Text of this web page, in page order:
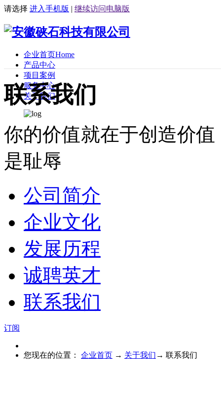
请选择 进入手机版 | 继续访问电脑版
企业首页Home
产品中心
项目案例
服务中心
关于我们
联系我们
你的价值就在于创造价
是耻辱
公司简介
企业文化
发展历程
诚聘英才
联系我们
订阅
您现在的位置： 企业首页 → 关于我们 → 联系我们